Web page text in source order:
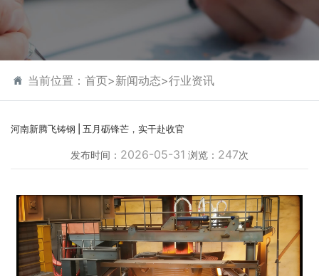
当前位置： 首页>新闻动态>行业资讯
河南新腾飞铸钢 | 五月砺锋芒，实干赴收官
发布时间： 2026-05-31 浏览： 247次